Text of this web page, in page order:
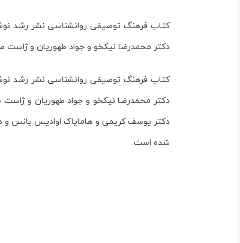
کتاب فرهنگ توصیفی روانشناسی نشر رشد
دکتر محمدرضا نیکخو و جواد طهوریان و ژاست
کتاب فرهنگ توصیفی روانشناسی نشر رشد
دکتر محمدرضا نیکخو و جواد طهوریان و
دکتر یوسف کریمی و هامایاک اوادیس یانس و
شده است.